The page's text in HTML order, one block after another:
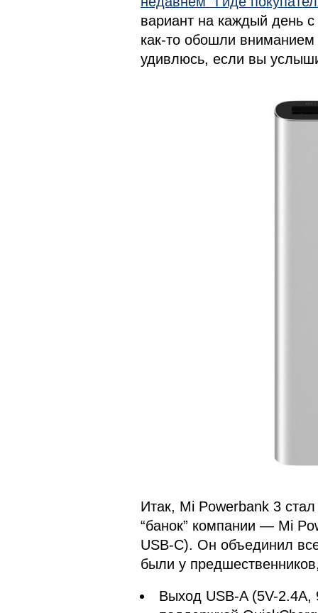
вариант на каждый день
как-то обошли вниманием
удивлюсь, если вы
Итак, Mi Powerbank 3
“банок” компании — Mi
USB-C). Он объединил
были у
Выход USB-A (5V-